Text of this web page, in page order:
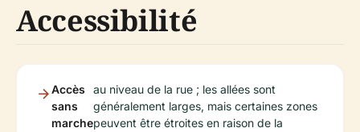
Accessibilité
Accès
sans
marche
au niveau de la rue ; les allées sont
généralement larges, mais certaines zones
peuvent être étroites en raison de la